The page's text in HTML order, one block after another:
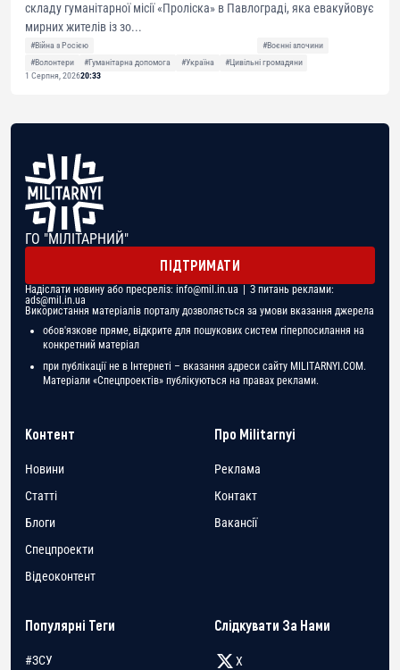
складу гуманітарної місії «Проліска» в Павлограді, яка евакуйовує
мирних жителів із зо...
#Війна з Росією
#Воєнні злочини
#Волонтери
#Гуманітарна допомога #Україна
#Цивільні громадяни
1 Серпня, 202620:33
ГО "МІЛІТАРНИЙ"
ПІДТРИМАТИ
Надіслати новину або пресреліз: info@mil.in.ua | З питань реклами:
ads@mil.in.ua
Використання матеріалів порталу дозволяється за умови вказання джерела
обов'язкове пряме, відкрите для пошукових систем гіперпосилання на
конкретний матеріал
при публікації не в Інтернеті – вказання адреси сайту MILITARNYI.COM.
Матеріали «Спецпроектів» публікуються на правах реклами.
Контент
Новини
Статті
Блоги
Спецпроекти
Відеоконтент
Про Militarnyi
Реклама
Контакт
Вакансії
Популярні Теги
#ЗСУ
Слідкувати За Нами
X